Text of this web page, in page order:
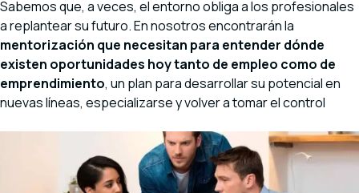
Sabemos que, a veces, el entorno obliga a los profesionales
a replantear su futuro. En nosotros encontrarán la
mentorización que necesitan para entender dónde
existen oportunidades hoy tanto de empleo como de
emprendimiento, un plan para desarrollar su potencial en
nuevas líneas, especializarse y volver a tomar el control